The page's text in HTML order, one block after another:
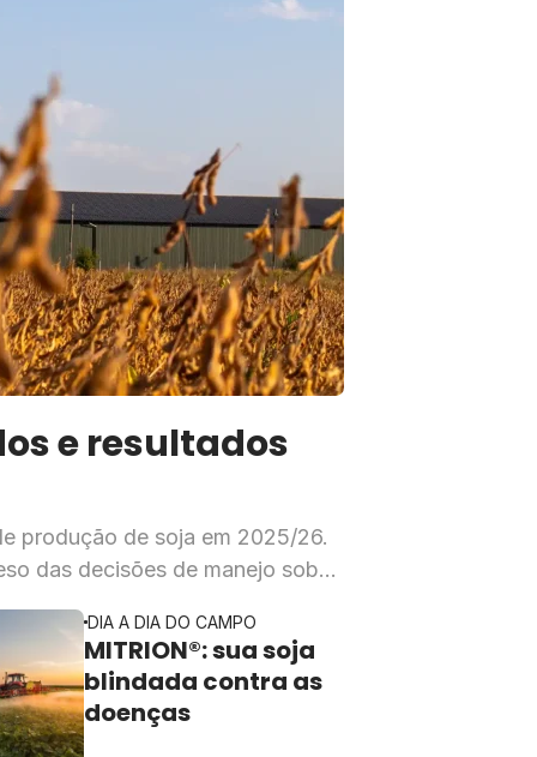
e resultados
produção de soja em 2025/26.
das decisões de manejo sobre
DIA A DIA DO CAMPO
MITRION®: sua soja
blindada contra as
doenças